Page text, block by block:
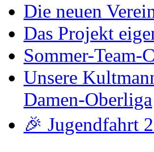
Die neuen
Das Projekt
Sommer-Team-
Unsere
Damen-Oberliga
🎉 Jugendfahrt